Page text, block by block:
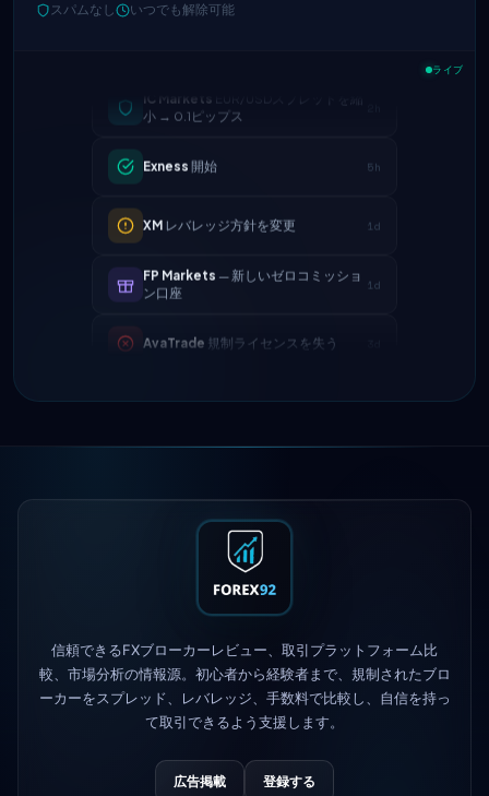
スパムなし いつでも解除可能
ライブ
ン口座
小 → 0.1ピップス
Exness開始
レバレッジ方針を変更
FP Markets
— 新しいゼロコミッショ
AvaTrade規制ライセンスを失う 3d
Tickmill 出金速度が24時間に改善
信頼できるFXブローカーレビュー、取引プラットフォーム比
較、市場分析の情報源。初心者から経験者まで、規制されたブロ
ーカーをスプレッド、レバレッジ、手数料で比較し、自信を持っ
て取引できるよう支援します。
広告掲載 登録する